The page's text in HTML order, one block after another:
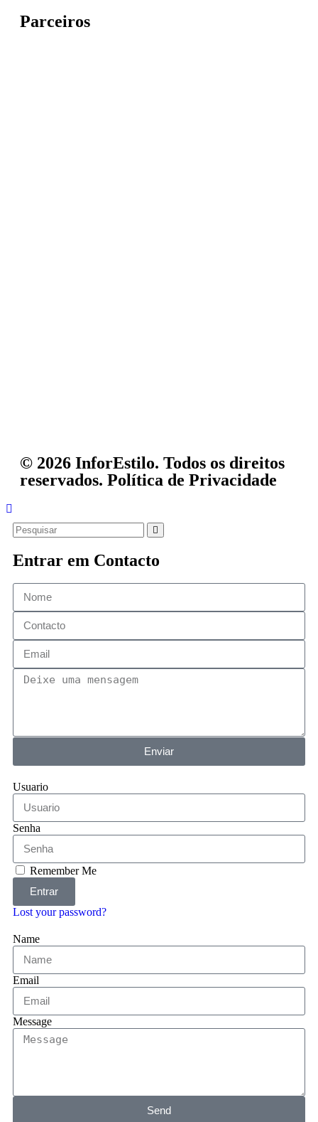
Parceiros
© 2026 InforEstilo. Todos os direitos
reservados. Política de Privacidade
Entrar em Contacto
Enviar
Usuario
Senha
Remember Me
Entrar
Lost your password?
Name
Email
Message
Send